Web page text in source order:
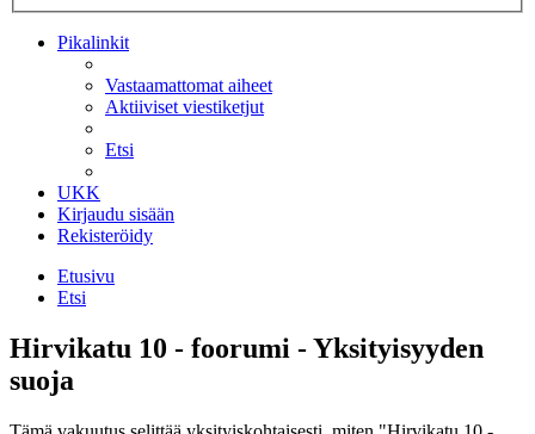
Pikalinkit
Vastaamattomat aiheet
Aktiiviset viestiketjut
Etsi
UKK
Kirjaudu sisään
Rekisteröidy
Etusivu
Etsi
Hirvikatu 10 - foorumi - Yksityisyyden
suoja